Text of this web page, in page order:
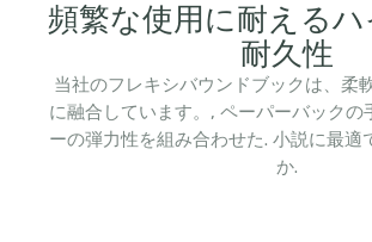
頻繁な使用に耐える
耐久性
当社のフレキシバウンドブックは、柔
に融合しています。, ペーパーバックの
ーの弾力性を組み合わせた. 小説に最適
か.